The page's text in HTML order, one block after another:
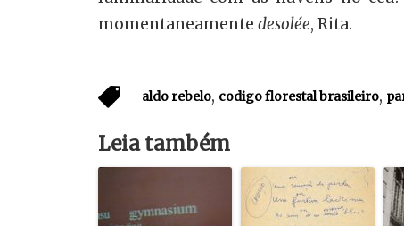
momentaneamente desolée, Rita.
aldo rebelo, codigo florestal brasileiro,
Leia também